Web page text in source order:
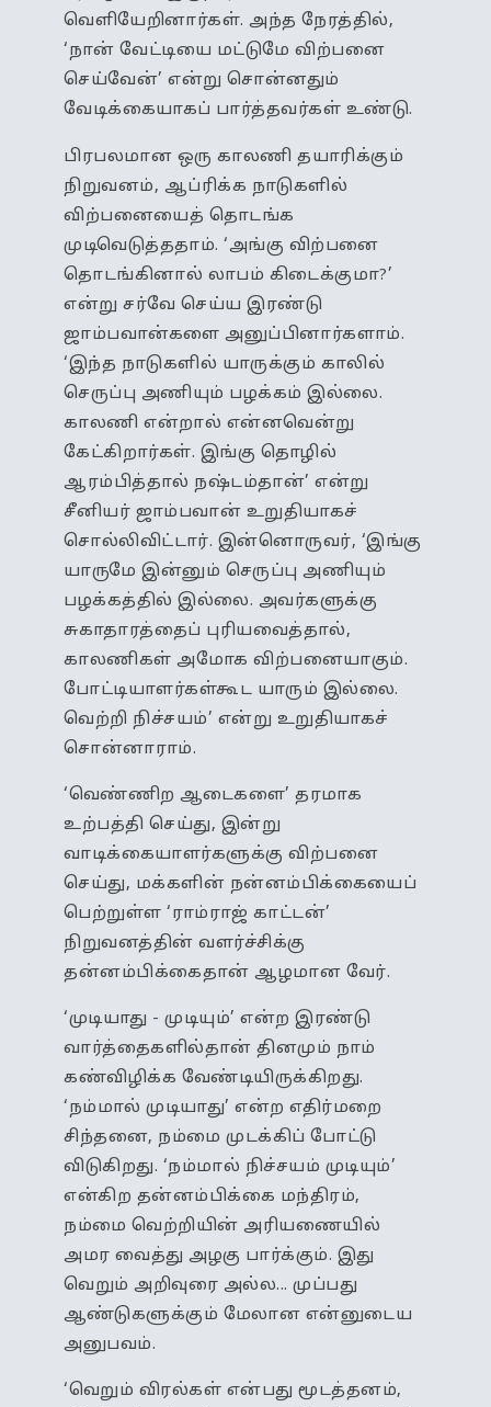
வெளியேறினார்கள். அந்த நேரத்தில்,
‘நான் வேட்டியை மட்டுமே விற்பனை
செய்வேன்’ என்று சொன்னதும்
வேடிக்கையாகப் பார்த்தவர்கள் உண்டு.
பிரபலமான ஒரு காலணி தயாரிக்கும்
நிறுவனம், ஆப்ரிக்க நாடுகளில்
விற்பனையைத் தொடங்க
முடிவெடுத்ததாம். ‘அங்கு விற்பனை
தொடங்கினால் லாபம் கிடைக்குமா?’
என்று சர்வே செய்ய இரண்டு
ஜாம்பவான்களை அனுப்பினார்களாம்.
‘இந்த நாடுகளில் யாருக்கும் காலில்
செருப்பு அணியும் பழக்கம் இல்லை.
காலணி என்றால் என்னவென்று
கேட்கிறார்கள். இங்கு தொழில்
ஆரம்பித்தால் நஷ்டம்தான்’ என்று
சீனியர் ஜாம்பவான் உறுதியாகச்
சொல்லிவிட்டார். இன்னொருவர், ‘இங்கு
யாருமே இன்னும் செருப்பு அணியும்
பழக்கத்தில் இல்லை. அவர்களுக்கு
சுகாதாரத்தைப் புரியவைத்தால்,
காலணிகள் அமோக விற்பனையாகும்.
போட்டியாளர்கள்கூட யாரும் இல்லை.
வெற்றி நிச்சயம்’ என்று உறுதியாகச்
சொன்னாராம்.
‘வெண்ணிற ஆடைகளை’ தரமாக
உற்பத்தி செய்து, இன்று
வாடிக்கையாளர்களுக்கு விற்பனை
செய்து, மக்களின் நன்னம்பிக்கையைப்
பெற்றுள்ள ‘ராம்ராஜ் காட்டன்’
நிறுவனத்தின் வளர்ச்சிக்கு
தன்னம்பிக்கைதான் ஆழமான வேர்.
‘முடியாது - முடியும்’ என்ற இரண்டு
வார்த்தைகளில்தான் தினமும் நாம்
கண்விழிக்க வேண்டியிருக்கிறது.
‘நம்மால் முடியாது’ என்ற எதிர்மறை
சிந்தனை, நம்மை முடக்கிப் போட்டு
விடுகிறது. ‘நம்மால் நிச்சயம் முடியும்’
என்கிற தன்னம்பிக்கை மந்திரம்,
நம்மை வெற்றியின் அரியணையில்
அமர வைத்து அழகு பார்க்கும். இது
வெறும் அறிவுரை அல்ல... முப்பது
ஆண்டுகளுக்கும் மேலான என்னுடைய
அனுபவம்.
‘வெறும் விரல்கள் என்பது மூடத்தனம்,